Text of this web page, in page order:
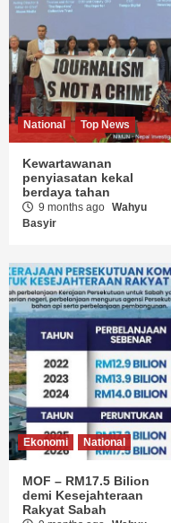
National Top News
Kewartawanan
penyiasatan kekal
berdaya tahan
9 months ago Wahyu
Basyir
Ekonomi National
MOF – RM17.5 Bilion
demi Kesejahteraan
Rakyat Sabah